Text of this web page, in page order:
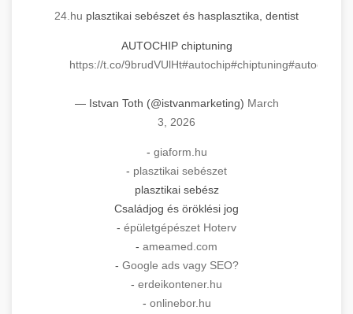
24.hu plasztikai sebészet és hasplasztika, dentist
AUTOCHIP chiptuning
https://t.co/9brudVUlHt#autochip#chiptuning#autochip
— Istvan Toth (@istvanmarketing) March
3, 2026
- giaform.hu
- plasztikai sebészet
plasztikai sebész
Családjog és öröklési jog
- épületgépészet Hoterv
- ameamed.com
- Google ads vagy SEO?
- erdeikontener.hu
- onlinebor.hu